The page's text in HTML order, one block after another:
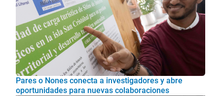
Pares o Nones conecta a investigadores y abre
oportunidades para nuevas colaboraciones